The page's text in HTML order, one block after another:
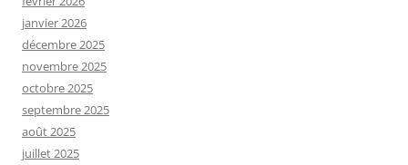
janvier 2026
décembre 2025
novembre 2025
octobre 2025
septembre 2025
août 2025
juillet 2025